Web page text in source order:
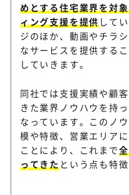
めとする住宅業界を対
ィング支援を提供 して
ジのほか、動画やチラ
なサービスを提供する
していきます。
同社では支援実績や顧
きた業界ノウハウを持
なっています。このノ
模や特徴、営業エリア
ことにより、これまで
ってきた という点も特